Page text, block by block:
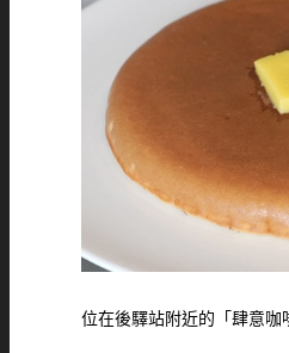
位在後驛站附近的「肆意